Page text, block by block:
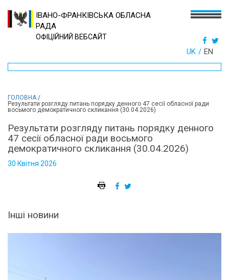
ІВАНО-ФРАНКІВСЬКА ОБЛАСНА
РАДА
ОФІЦІЙНИЙ ВЕБСАЙТ
UK EN
ГОЛОВНА/
Результати розгляду питань порядку денного 47 сесії обласної ради
восьмого демократичного скликання (30.04.2026)
Результати розгляду питань порядку денного
47 сесії обласної ради восьмого
демократичного скликання (30.04.2026)
30 Квітня 2026
Інші новини